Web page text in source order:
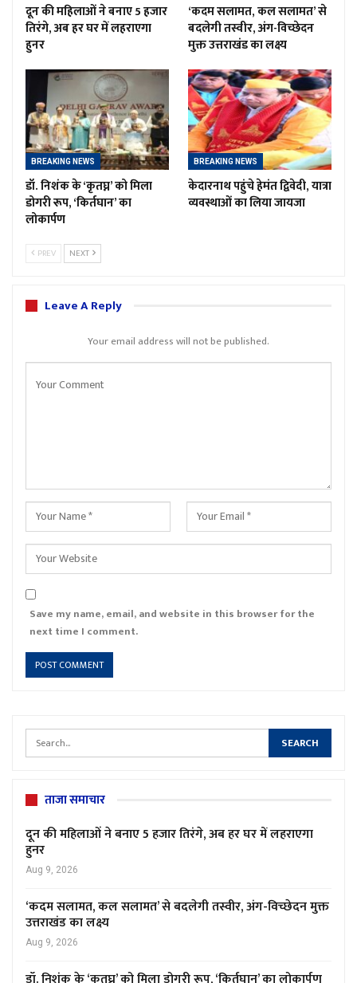
दून की महिलाओं ने बनाए 5 हजार
तिरंगे, अब हर घर में लहराएगा
हुनर
‘कदम सलामत, कल सलामत’ से
बदलेगी तस्वीर, अंग-विच्छेदन
मुक्त उत्तराखंड का लक्ष्य
BREAKING NEWS
डॉ. निशंक के ‘कृतघ्न’ को मिला
डोगरी रूप, ‘किर्तघान’ का
लोकार्पण
BREAKING NEWS
केदारनाथ पहुंचे हेमंत द्विवेदी, यात्रा
व्यवस्थाओं का लिया जायजा
PREV NEXT
Leave A Reply
Your email address will not be published.
Save my name, email, and website in this browser for the
next time I comment.
ताजा समाचार
दून की महिलाओं ने बनाए 5 हजार तिरंगे, अब हर घर में लहराएगा
हुनर
Aug 9, 2026
‘कदम सलामत, कल सलामत’ से बदलेगी तस्वीर, अंग-विच्छेदन मुक्त
उत्तराखंड का लक्ष्य
Aug 9, 2026